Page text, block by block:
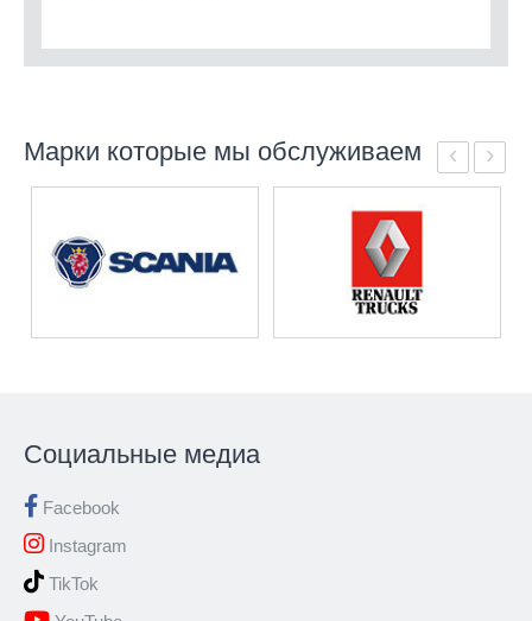
Марки которые мы обслуживаем ‹ ›
Социальные медиа
Facebook
Instagram
TikTok